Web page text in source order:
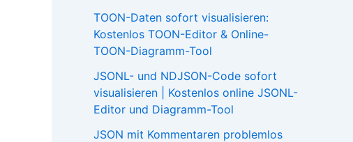
TOON-Daten sofort visualisieren:
Kostenlos TOON-Editor & Online-
TOON-Diagramm-Tool
JSONL- und NDJSON-Code sofort
visualisieren | Kostenlos online JSONL-
Editor und Diagramm-Tool
JSON mit Kommentaren problemlos